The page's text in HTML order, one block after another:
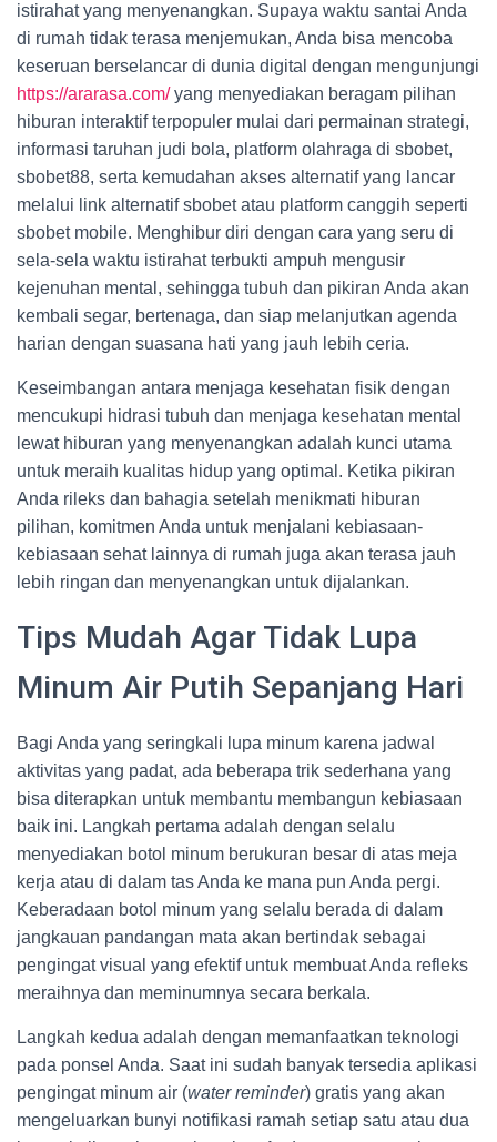
istirahat yang menyenangkan. Supaya waktu santai Anda
di rumah tidak terasa menjemukan, Anda bisa mencoba
keseruan berselancar di dunia digital dengan mengunjungi
https://ararasa.com/yang menyediakan beragam pilihan
hiburan interaktif terpopuler mulai dari permainan strategi,
informasi taruhan judi bola, platform olahraga di sbobet,
sbobet88, serta kemudahan akses alternatif yang lancar
melalui link alternatif sbobet atau platform canggih seperti
sbobet mobile. Menghibur diri dengan cara yang seru di
sela-sela waktu istirahat terbukti ampuh mengusir
kejenuhan mental, sehingga tubuh dan pikiran Anda akan
kembali segar, bertenaga, dan siap melanjutkan agenda
harian dengan suasana hati yang jauh lebih ceria.
Keseimbangan antara menjaga kesehatan fisik dengan
mencukupi hidrasi tubuh dan menjaga kesehatan mental
lewat hiburan yang menyenangkan adalah kunci utama
untuk meraih kualitas hidup yang optimal. Ketika pikiran
Anda rileks dan bahagia setelah menikmati hiburan
pilihan, komitmen Anda untuk menjalani kebiasaan-
kebiasaan sehat lainnya di rumah juga akan terasa jauh
lebih ringan dan menyenangkan untuk dijalankan.
Tips Mudah Agar Tidak Lupa
Minum Air Putih Sepanjang Hari
Bagi Anda yang seringkali lupa minum karena jadwal
aktivitas yang padat, ada beberapa trik sederhana yang
bisa diterapkan untuk membantu membangun kebiasaan
baik ini. Langkah pertama adalah dengan selalu
menyediakan botol minum berukuran besar di atas meja
kerja atau di dalam tas Anda ke mana pun Anda pergi.
Keberadaan botol minum yang selalu berada di dalam
jangkauan pandangan mata akan bertindak sebagai
pengingat visual yang efektif untuk membuat Anda refleks
meraihnya dan meminumnya secara berkala.
Langkah kedua adalah dengan memanfaatkan teknologi
pada ponsel Anda. Saat ini sudah banyak tersedia aplikasi
pengingat minum air (water reminder) gratis yang akan
mengeluarkan bunyi notifikasi ramah setiap satu atau dua